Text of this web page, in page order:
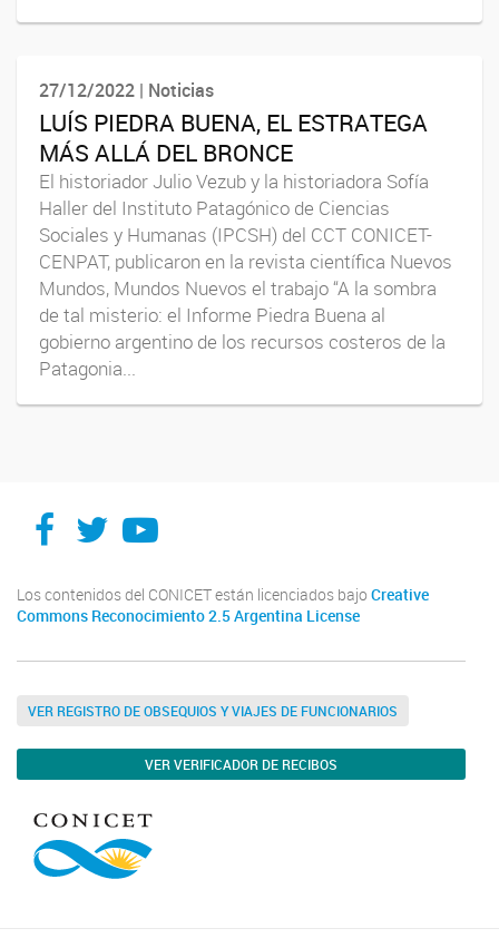
27/12/2022 | Noticias
LUÍS PIEDRA BUENA, EL ESTRATEGA
MÁS ALLÁ DEL BRONCE
El historiador Julio Vezub y la historiadora Sofía
Haller del Instituto Patagónico de Ciencias
Sociales y Humanas (IPCSH) del CCT CONICET-
CENPAT, publicaron en la revista científica Nuevos
Mundos, Mundos Nuevos el trabajo “A la sombra
de tal misterio: el Informe Piedra Buena al
gobierno argentino de los recursos costeros de la
Patagonia...
Facebook
TwitterYouTube
Los contenidos del CONICET están licenciados bajo Creative
Commons Reconocimiento 2.5 Argentina License
VER REGISTRO DE OBSEQUIOS Y VIAJES DE FUNCIONARIOS
VER VERIFICADOR DE RECIBOS